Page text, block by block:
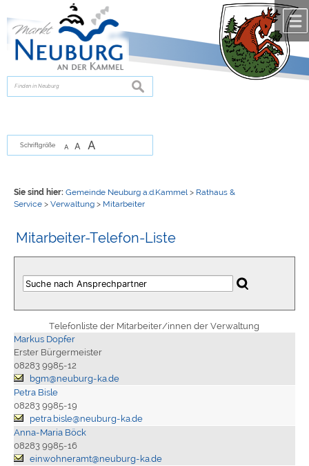
zur Navigationoder
springen.
suchen
Schriftgröße A A A
Sie sind hier: Gemeinde Neuburg a.d.Kammel > Rathaus &
Service> Verwaltung> Mitarbeiter
Mitarbeiter-Telefon-Liste
Telefonliste der Mitarbeiter/innen der Verwaltung
Markus Dopfer
Erster Bürgermeister
08283 9985-12
bgm@neuburg-ka.de
Petra Bisle
08283 9985-19
petra.bisle@neuburg-ka.de
Anna-Maria Böck
08283 9985-16
einwohneramt@neuburg-ka.de